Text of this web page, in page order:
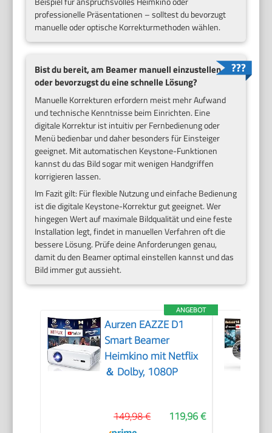
professionelle Präsentationen – solltest du bevorzugt
manuelle oder optische Korrekturmethoden wählen.
Bist du bereit, am Beamer manuell einzustellen
oder bevorzugst du eine schnelle Lösung?
Manuelle Korrekturen erfordern meist mehr Aufwand
und technische Kenntnisse beim Einrichten. Eine
digitale Korrektur ist intuitiv per Fernbedienung oder
Menü bedienbar und daher besonders für Einsteiger
geeignet. Mit automatischen Keystone-Funktionen
kannst du das Bild sogar mit wenigen Handgriffen
korrigieren lassen.
Im Fazit gilt: Für flexible Nutzung und einfache Bedienung
ist die digitale Keystone-Korrektur gut geeignet. Wer
hingegen Wert auf maximale Bildqualität und eine feste
Installation legt, findet in manuellen Verfahren oft die
bessere Lösung. Prüfe deine Anforderungen genau,
damit du den Beamer optimal einstellen kannst und das
Bild immer gut aussieht.
ANGEBOT
Aurzen EAZZE D1
Smart Beamer
Heimkino mit Netflix
＆ Dolby, 1080P
119,96 €
149,98 €